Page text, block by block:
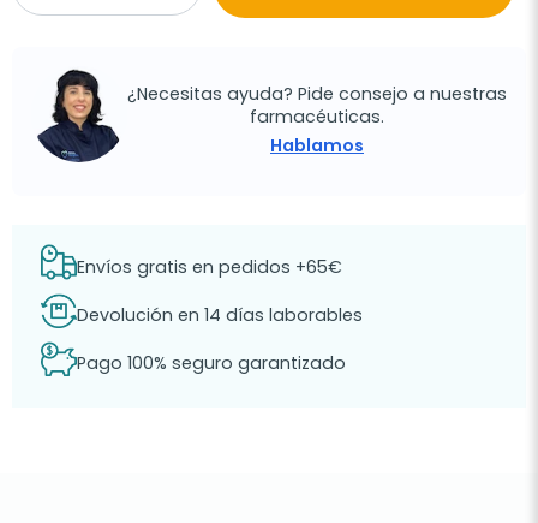
¿Necesitas ayuda? Pide consejo a nuestras
farmacéuticas.
Hablamos
Envíos gratis en pedidos +65€
Devolución en 14 días laborables
Pago 100% seguro garantizado